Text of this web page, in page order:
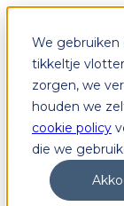
We gebruiken
tikkeltje
zorgen, we
houden we
cookie policy
die we
Kies je plan
Betaling
20.000+ klanten in
€326+ gem.
Gratis
overstap
Jaarlijks opzegbaar
20.000+ klanten in